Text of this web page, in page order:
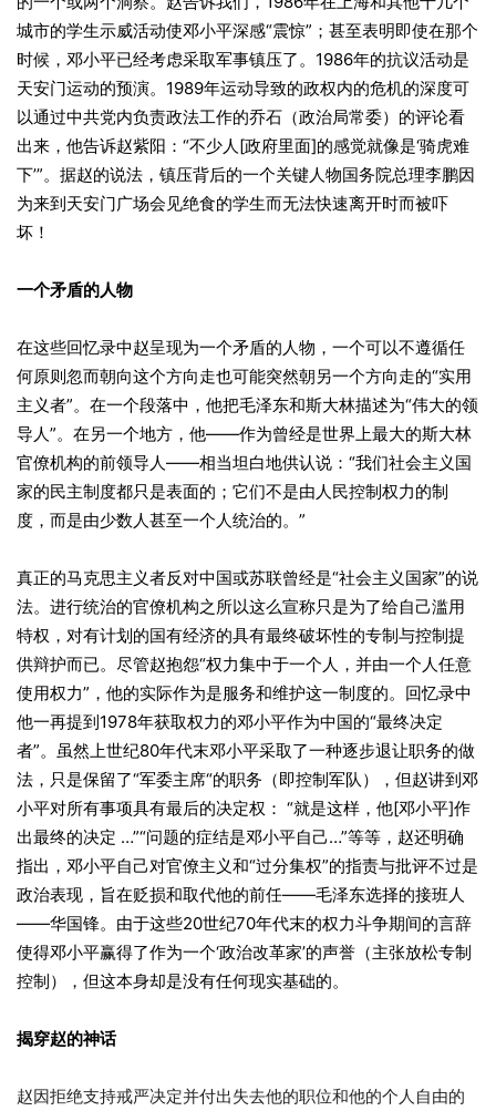
城市的学生示威活动使邓小平深感“震惊”；甚至表明即使在那个
时候，邓小平已经考虑采取军事镇压了。1986年的抗议活动是
天安门运动的预演。1989年运动导致的政权内的危机的深度可
以通过中共党内负责政法工作的乔石（政治局常委）的评论看
出来，他告诉赵紫阳：“不少人[政府里面]的感觉就像是‘骑虎难
下’”。据赵的说法，镇压背后的一个关键人物国务院总理李鹏因
为来到天安门广场会见绝食的学生而无法快速离开时而被吓
坏！
一个矛盾的人物
在这些回忆录中赵呈现为一个矛盾的人物，一个可以不遵循任
何原则忽而朝向这个方向走也可能突然朝另一个方向走的“实用
主义者”。在一个段落中，他把毛泽东和斯大林描述为“伟大的领
导人”。在另一个地方，他——作为曾经是世界上最大的斯大林
官僚机构的前领导人——相当坦白地供认说：“我们社会主义国
家的民主制度都只是表面的；它们不是由人民控制权力的制
度，而是由少数人甚至一个人统治的。”
真正的马克思主义者反对中国或苏联曾经是“社会主义国家”的说
法。进行统治的官僚机构之所以这么宣称只是为了给自己滥用
特权，对有计划的国有经济的具有最终破坏性的专制与控制提
供辩护而已。尽管赵抱怨“权力集中于一个人，并由一个人任意
使用权力”，他的实际作为是服务和维护这一制度的。回忆录中
他一再提到1978年获取权力的邓小平作为中国的“最终决定
者”。虽然上世纪80年代末邓小平采取了一种逐步退让职务的做
法，只是保留了“军委主席“的职务（即控制军队），但赵讲到邓
小平对所有事项具有最后的决定权： “就是这样，他[邓小平]作
出最终的决定 …”“问题的症结是邓小平自己…”等等，赵还明确
指出，邓小平自己对官僚主义和“过分集权”的指责与批评不过是
政治表现，旨在贬损和取代他的前任——毛泽东选择的接班人
——华国锋。由于这些20世纪70年代末的权力斗争期间的言辞
使得邓小平赢得了作为一个‘政治改革家’的声誉（主张放松专制
控制），但这本身却是没有任何现实基础的。
揭穿赵的神话
赵因拒绝支持戒严决定并付出失去他的职位和他的个人自由的